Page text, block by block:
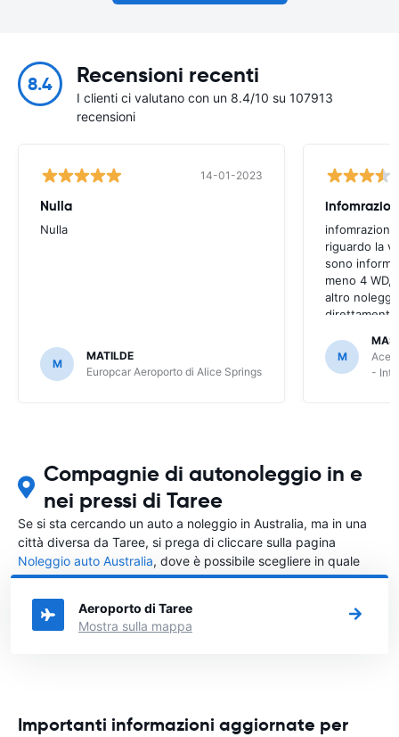
8.4 Recensioni recenti
I clienti ci valutano con un 8.4/10 su 107913
recensioni
14-01-2023
Nulla
Nulla
M
MATILDE
Europcar Aeroporto di Alice Springs
infomrazioni
riguardo la
sono
meno 4 WD,
altro
direttamente
M
Ace
-
Compagnie di autonoleggio in e
nei pressi di Taree
Se si sta cercando un auto a noleggio in Australia, ma in una
città diversa da Taree, si prega di cliccare sulla pagina
Noleggio auto Australia, dove è possibile scegliere in quale
città in Australia si vuole noleggiare l'auto.
Aeroporto di Taree
Mostra sulla mappa
Importanti informazioni aggiornate per